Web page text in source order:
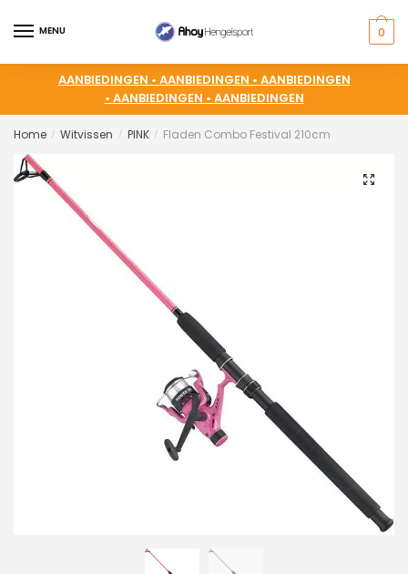
MENU 0
AANBIEDINGEN • AANBIEDINGEN • AANBIEDINGEN
• AANBIEDINGEN • AANBIEDINGEN
Home / Witvissen / PINK / Fladen Combo Festival 210cm
🔍